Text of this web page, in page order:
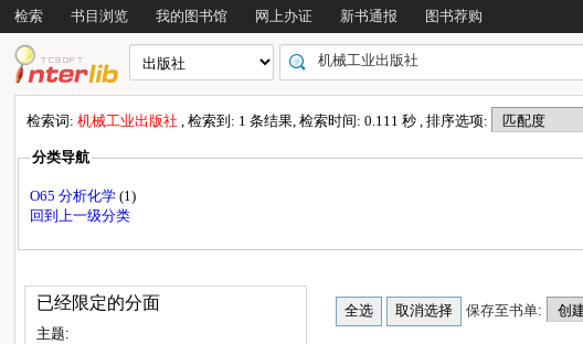
检索 书目浏览 我的图书馆 网上办证 新书通报 图书荐购
检索词:机械工业出版社, 检索到: 1 条结果, 检索时间: 0.111 秒 , 排序选项:
分类导航
O65 分析化学(1)
回到上一级分类
已经限定的分面
主题:
保存至书单: